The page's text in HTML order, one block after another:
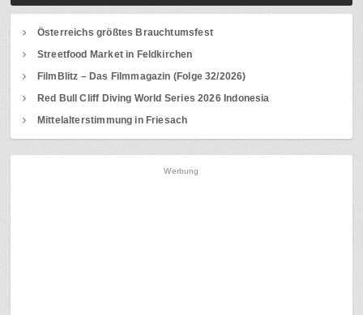
Österreichs größtes Brauchtumsfest
Streetfood Market in Feldkirchen
FilmBlitz – Das Filmmagazin (Folge 32/2026)
Red Bull Cliff Diving World Series 2026 Indonesia
Mittelalterstimmung in Friesach
Werbung